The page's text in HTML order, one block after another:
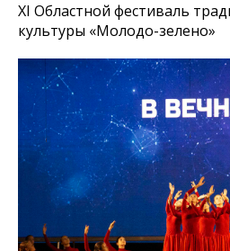
ХI Областной фестиваль
культуры «Молодо-зелено»